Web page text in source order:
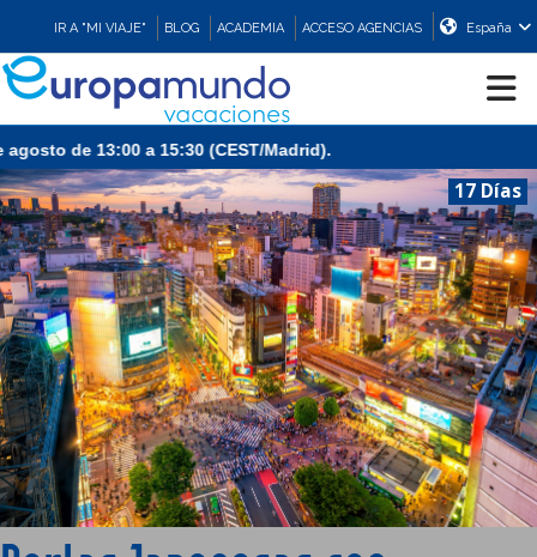
IR A "MI VIAJE" BLOG ACADEMIA ACCESO AGENCIAS España
CRUCEROS
EUROPA
ASIA
ORIENTE
PROMOCIONES
COMPRAR
17 Días